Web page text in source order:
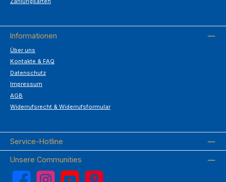
Informationen
Über uns
Kontakte & FAQ
Datenschutz
Impressum
AGB
Widerrufsrecht & Widerrufsformular
Service-Hotline
Unsere Communities